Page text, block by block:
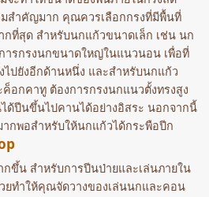
สำคัญมาก คุณควรเลือกกรงที่มีพื้นที่
ที่สุด สำหรับนกแก้วขนาดเล็ก เช่น นก
ารกรงนกขนาดใหญ่ในแนวนอน เพื่อที่
ปยังอีกด้านหนึ่ง และสำหรับนกแก้ว
อกคาทู ต้องการกรงนกแนวตั้งทรงสูง
ด้ปีนขึ้นไปคานได้อย่างอิสระ นอกจากนี้
กพอสำหรับให้นกแก้วได้กระพือปีก
ขึ้น สำหรับการปีนป่ายและเล่นภายใน
ยทำให้คุณจัดวางของเล่นนกและคอน